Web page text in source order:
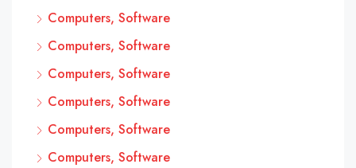
Computers, Software
Computers, Software
Computers, Software
Computers, Software
Computers, Software
Computers, Software